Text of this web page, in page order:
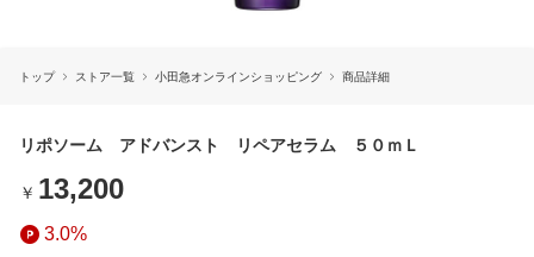
キッズ・ベビー用品
エンタメ
スポーツ・アウトドア・ゴルフ
インテリア・寝具
電子書籍特集
旅行特集
わくわく夏特集
トップ ストア一覧 小田急オンラインショッピング 商品詳細
リポソーム アドバンスト リペアセラム ５０ｍＬ
￥ 13,200
3.0%